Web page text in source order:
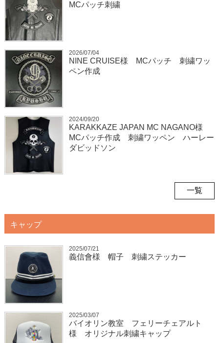
MCパッチ刺繍
2026/07/04
NINE CRUISE様 MCパッチ 刺繍ワッ
ペン作成
2024/09/20
KARAKKAZE JAPAN MC NAGANO様
MCパッチ作成 刺繍ワッペン ハーレー
ダビッドソン
一覧
キャップ
2025/07/21
義信會様 帽子 刺繍ステッカー
2025/03/07
バイオリン教室 フェリーチェアルト
様 オリジナル刺繍キャップ